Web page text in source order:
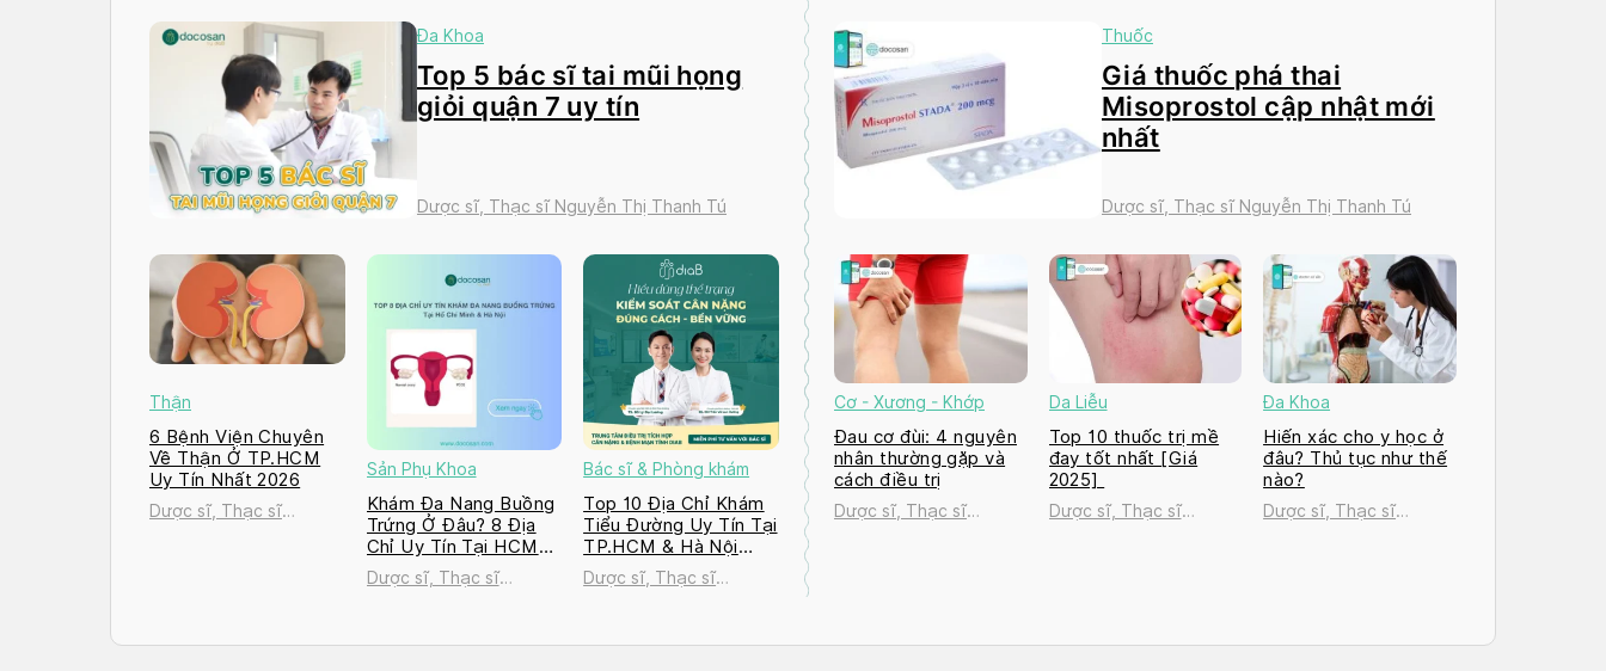
Đa Khoa
Top 5 bác sĩ tai mũi họng
giỏi quận 7 uy tín
Dược sĩ, Thạc sĩ Nguyễn Thị Thanh Tú
Thận
6 Bệnh Viện Chuyên
Về Thận Ở TP.HCM
Uy Tín Nhất 2026
Dược sĩ, Thạc sĩ
Sản Phụ Khoa
Khám Đa Nang Buồng
Trứng Ở Đâu? 8 Địa
Chỉ Uy Tín Tại HCM
và Hà Nội 2026
Dược sĩ, Thạc sĩ
Bác sĩ & Phòng khám
Top 10 Địa Chỉ Khám
Tiểu Đường Uy Tín Tại
TP.HCM & Hà Nội
2026
Dược sĩ, Thạc sĩ
Thuốc
Giá thuốc phá thai
Misoprostol cập nhật mới
nhất
Dược sĩ, Thạc sĩ Nguyễn Thị Thanh Tú
Cơ - Xương - Khớp
Đau cơ đùi: 4 nguyên
nhân thường gặp và
cách điều trị
Dược sĩ, Thạc sĩ
Da Liễu
Top 10 thuốc trị mề
đay tốt nhất [Giá
2025]
Dược sĩ, Thạc sĩ
Đa Khoa
Hiến xác cho y học ở
đâu? Thủ tục như thế
nào?
Dược sĩ, Thạc sĩ